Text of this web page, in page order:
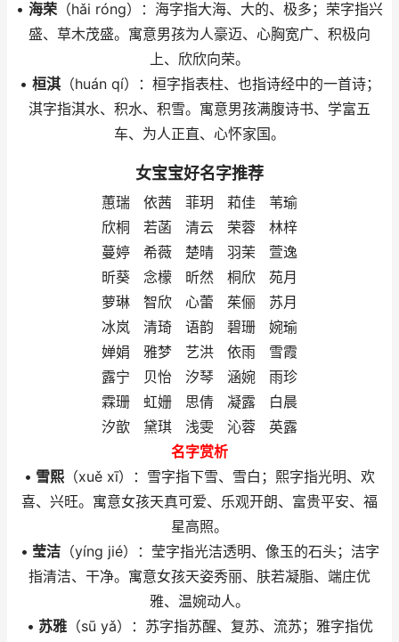
• 海荣 （hǎi róng）：海字指大海、大的、极多；荣字指兴
盛、草木茂盛。寓意男孩为人豪迈、心胸宽广、积极向
上、欣欣向荣。
• 桓淇（huán qí）：桓字指表柱、也指诗经中的一首诗；
淇字指淇水、积水、积雪。寓意男孩满腹诗书、学富五
车、为人正直、心怀家国。
女宝宝好名字推荐
蕙瑞 依茜 菲玥 萂佳 苇瑜
欣桐 若菡 清云 荣蓉 林梓
蔓婷 希薇 楚晴 羽茉 萱逸
昕葵 念檬 昕然 桐欣 苑月
萝琳 智欣 心蕾 茱俪 苏月
冰岚 清琦 语韵 碧珊 婉瑜
婵娟 雅梦 艺洪 依雨 雪霞
露宁 贝怡 汐琴 涵婉 雨珍
霖珊 虹姗 思倩 凝露 白晨
汐歆 黛琪 浅雯 沁蓉 英露
名字赏析
• 雪熙 （xuě xī）：雪字指下雪、雪白；熙字指光明、欢
喜、兴旺。寓意女孩天真可爱、乐观开朗、富贵平安、福
星高照。
• 莹洁（yíng jié）：莹字指光洁透明、像玉的石头；洁字
指清洁、干净。寓意女孩天姿秀丽、肤若凝脂、端庄优
雅、温婉动人。
• 苏雅（sū yǎ）：苏字指苏醒、复苏、流苏；雅字指优